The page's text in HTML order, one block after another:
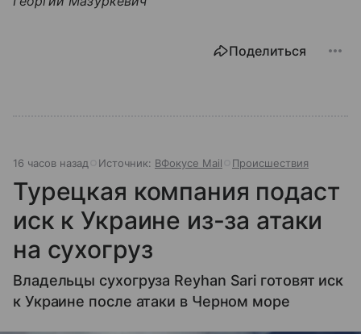
Поделиться
16 часов назад Источник: ВФокусе Mail Происшествия
Турецкая компания подаст
иск к Украине из-за атаки
на сухогруз
Владельцы сухогруза Reyhan Sari готовят иск
к Украине после атаки в Черном море